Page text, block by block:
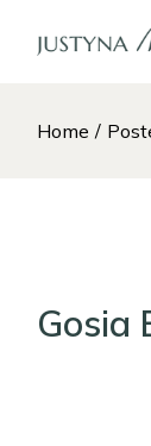
Home
Gosia